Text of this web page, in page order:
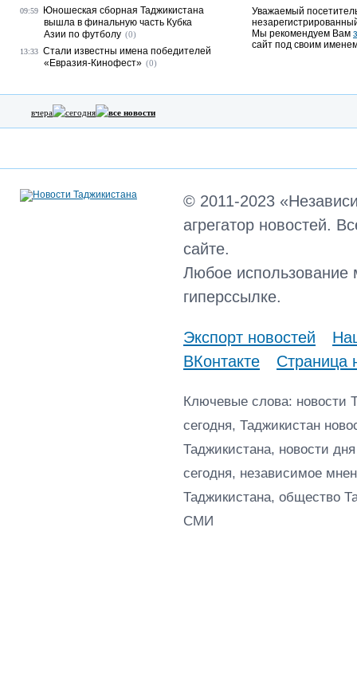
Уважаемый
Мы рекомендуем Вам
сайт под своим
09:59
Юношеская сборная Таджикистана
вышла в финальную часть Кубка
Азии по футболу (0)
13:33 Стали известны имена победителей
«Евразия-Кинофест» (0)
вчера сегодня все новости
© 2011-2023
агрегатор новостей.
сайте.
Любое использование
гиперссылке.
Экспорт новостей
ВКонтакте
Страница
Ключевые слова: новости
сегодня, Таджикистан
Таджикистана, новости
сегодня, независимое
Таджикистана, общество
СМИ